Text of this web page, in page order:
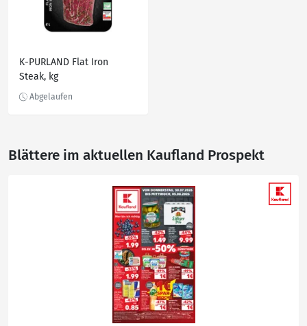
K-PURLAND Flat Iron
Steak, kg
Blättere im aktuellen Kaufland Prospekt